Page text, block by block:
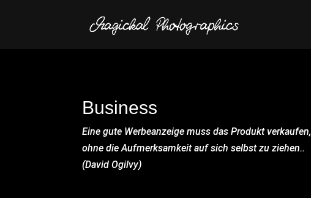
Business
Eine gute Werbeanzeige muss das Produkt verkaufen,
ohne die Aufmerksamkeit auf sich selbst zu ziehen..
(David Ogilvy)